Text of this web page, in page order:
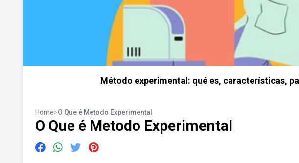
Método experimental: qué es, características,
Home>O Que é Metodo Experimental
O Que é Metodo Experimental